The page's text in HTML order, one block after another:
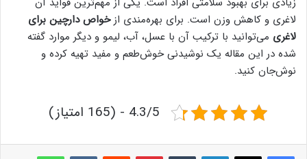
لاغری و کاهش وزن است. برای بهره‌مندی ازخواص دارچین برای
لاغری می‌توانید با ترکیب آن با عسل، آب، لیمو و دیگر موارد گفته
شده در این مقاله یک نوشیدنی خوش‌طعم و مفید تهیه کرده و
نوش‌جان کنید.
4.3/5 - (165 امتیاز)
لینکدین ‫تامبلر پینترست‫رددیت ‫VKontakteواتس آپ